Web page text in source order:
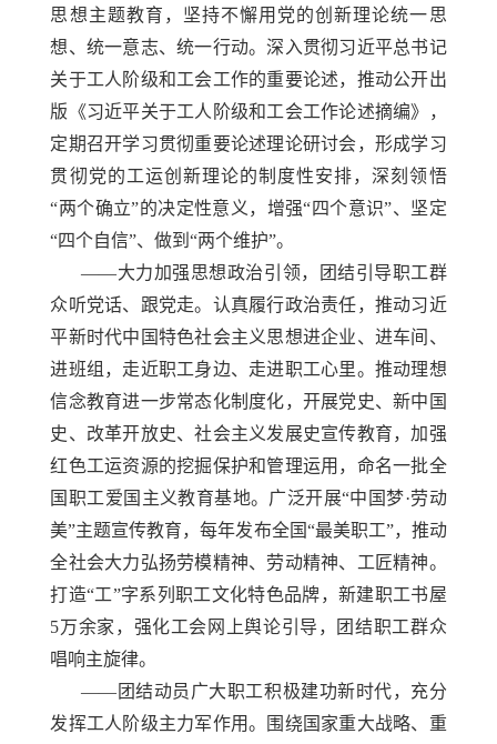
思想主题教育，坚持不懈用党的创新理论统一思
想、统一意志、统一行动。深入贯彻习近平总书记
关于工人阶级和工会工作的重要论述，推动公开出
版《习近平关于工人阶级和工会工作论述摘编》，
定期召开学习贯彻重要论述理论研讨会，形成学习
贯彻党的工运创新理论的制度性安排，深刻领悟
“两个确立”的决定性意义，增强“四个意识”、坚定
“四个自信”、做到“两个维护”。
——大力加强思想政治引领，团结引导职工群
众听党话、跟党走。认真履行政治责任，推动习近
平新时代中国特色社会主义思想进企业、进车间、
进班组，走近职工身边、走进职工心里。推动理想
信念教育进一步常态化制度化，开展党史、新中国
史、改革开放史、社会主义发展史宣传教育，加强
红色工运资源的挖掘保护和管理运用，命名一批全
国职工爱国主义教育基地。广泛开展“中国梦·劳动
美”主题宣传教育，每年发布全国“最美职工”，推动
全社会大力弘扬劳模精神、劳动精神、工匠精神。
打造“工”字系列职工文化特色品牌，新建职工书屋
5万余家，强化工会网上舆论引导，团结职工群众
唱响主旋律。
——团结动员广大职工积极建功新时代，充分
发挥工人阶级主力军作用。围绕国家重大战略、重